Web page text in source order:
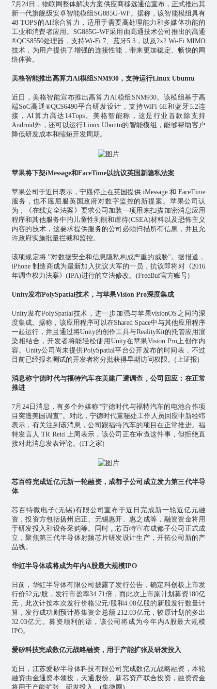
7月24日，物联网整体解决方案供应商移远通信宣布，正式推出其
新一代旗舰级安卓智能模组SG885G-WF。据称，该智能模组具有
48 TOPS的AI综合算力，适用于需要高处理能力和多媒体功能的
工业和消费者应用。SG885G-WF采用由高通技术公司推出的高通
®QCS8550处理器，支持Wi-Fi 7、蓝牙5.3，以及2x2 Wi-Fi MIMO
技术，为用户提供了增强的连接性能，带来更加稳定、畅快的网
络体验。
美格智能推出高算力AI模组SNM930，支持运行Linux Ubuntu
近日，美格智能宣布推出高算力AI模组SNM930。该模组基于高
端SoC高通®QCS6490平台研发设计，支持WiFi 6E和蓝牙5.2连
接，AI算力高达14Tops。美格智能称，这是行业首款除支持
Android外，还可以运行Linux Ubuntu的智能模组，能够帮助客户
降低研发成本和缩短开发周期。
苹果将下架iMessage和FaceTime以抗议英国新隐私法案
苹果公司于近日表示，宁愿停止在英国提供 iMessage 和 FaceTime
服务，也不愿屈服英国政府对数字监控的新提案。苹果公司认
为，《在线安全法案》要求公司加装一项用来扫描加密消息应用
程序和其他服务中的儿童性剥削和虐待(CSEA)材料以及恐怖主义
内容的技术，这要求提供服务的公司必须扫描所有信息，并且允
许政府实施批量拦截和监控。
该项规定将 "对数据安全和信息隐私构成严重的威胁"。据报道，
iPhone 制造商成为最新加入抗议大军的一员，抗议即将对《2016
年调查权力法案》(IPA)进行的立法修改。(FreeBuf官方账号)
Unity发布PolySpatial技术，与苹果Vision Pro深度集成
Unity发布PolySpatial技术，进一步加强与苹果visionOS之间的深
度集成。据称，该应用程序可以在Shared Space中与其他应用程序
一起运行，并且通过将Unity的创作工具与RealityKit的托管应用渲
染相结合，开发者将能轻松使用Unity在苹果Vision Pro上创作内
容。Unity公司尚未提供PolySpatial平台公开发布的时间表，不过
目前已经报名测试的开发者将分批获得早期访问权限。(上证报)
消息称宁德时代与福特汽车在美建厂遭调查，公司回应：在正常
推进
7月24日消息，有多个外媒称“宁德时代与福特汽车的电池合作项
目突遭美国调查”。对此，宁德时代董秘处工作人员回应中新经纬
表示，有关注到该消息，公司跟福特汽车的项目在正常推进。福
特发言人 TR Reid 上周表示，该公司正在审查这件事，但拒绝直
接对此消息发表评论。(IT之家)
芯百特完成近亿元新一轮融资，成都子公司成立发力第三代半导
体
芯百特微电子(无锡)有限公司宣布于近日完成新一轮近亿元融
资，投资方包括扬州启正、无锡惠开、惠之成等，融资资金将用
于研发投入和设备采购等。同时，芯百特宣布成都子公司正式成
立，聚焦第三代半导体射频芯片研发设计生产，开拓公司新的产
品线。
华虹半导体或将成为年内A股最大规模IPO
日前，华虹半导体有限公司披露了发行公告，确定科创板上市发
行价52元/股，发行市盈率34.71倍，而此次上市原计划募资180亿
元，此次计按本次发行价格52元/股和4.08亿股的新股发行数量计
算，发行成功则预计募集资金总额 212.03亿元，较原计划的多出
32.03亿元。募资顺利的话，该公司将成为今年内A股最大规模
IPO。
爱矽科技完成数亿元战略融资，用于产能扩张及研发投入
近日，江苏爱矽半导体科技有限公司完成数亿元战略融资，本轮
融资由金通资本领投，天通股份、新芯资产联合投资，融资资金
将用于产能扩张、研发投入。(集微网)